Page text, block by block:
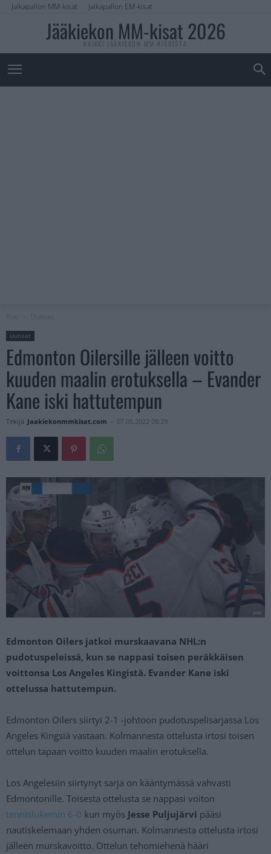
Jalkapallon MM-kisat Jalkapallon EM-kisat
Jääkiekon MM-kisat 2026
KAIKKI JÄÄKIEKON MM-KISOISTA
Uutiset
Edmonton Oilersille jälleen voitto
kuuden maalin erotuksella – Evander
Kane iski hattutempun
Tekijä Jaakiekonmmkisat.com - 07.05.2022 08:29
Edmonton Oilers jatkoi murskaavana NHL:n
pudotuspeleissä, kun se nappasi toisen peräkkäisen
voittonsa Los Angeles Kingistä. Evander Kane iski
ottelussa hattutempun.
Edmonton Oilers siirtyi 2-1 -johtoon pudotuspelisarjassa Los
Angeles Kingsiä vastaan. Kolmannesta ottelusta irtosi toisen
ottelun tapaan voitto kuuden maalin erotuksella.
Los Angelesiin siirtynyt sarja on kääntymässä vahvasti
Edmontonille. Toisesta ottelusta se nappasi voiton
tennislukemin 6-0 kun myös Jesse Puljujärvi pääsi
nautiskelemaan yhden osuman. Kolmannesta ottelusta irtosi
jälleen murskavoitto. Ottelun tehomiehenä hääri